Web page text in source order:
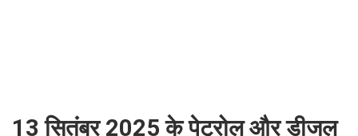
13 सितंबर 2025 के पेट्रोल और डीजल